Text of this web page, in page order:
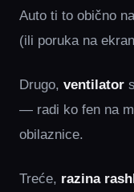
Auto ti to obično
(ili poruka na
Drugo, ventilator
— radi ko fen na
obilaznice.
Treće, razina